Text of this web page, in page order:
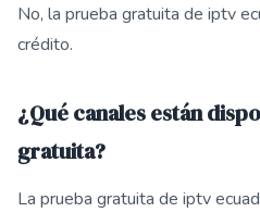
No, la prueba gratuita de iptv
crédito.
¿Qué canales están
gratuita?
La prueba gratuita de iptv